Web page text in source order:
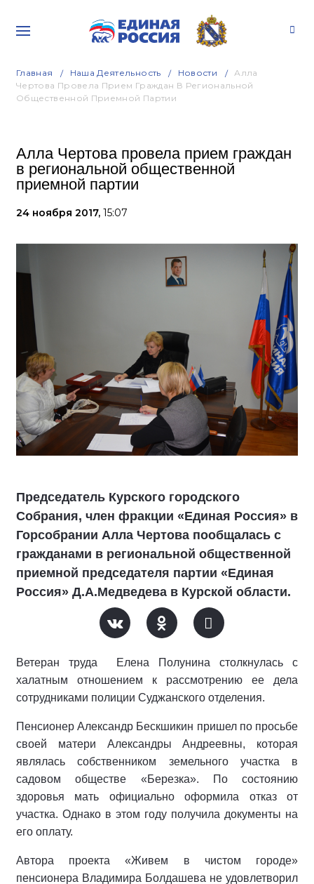
Главная Наша Деятельность Новости
Алла
Чертова Провела Прием Граждан В Региональной
Общественной Приемной Партии
Алла Чертова провела прием граждан
в региональной общественной
приемной партии
24 ноября 2017, 15:07
Председатель Курского городского
Собрания, член фракции «Единая Россия» в
Горсобрании Алла Чертова пообщалась с
гражданами в региональной общественной
приемной председателя партии «Единая
Россия» Д.А.Медведева в Курской области.
Ветеран труда Елена Полунина столкнулась с
халатным отношением к рассмотрению ее дела
сотрудниками полиции Суджанского отделения.
Пенсионер Александр Бескшикин пришел по просьбе
своей матери Александры Андреевны, которая
являлась собственником земельного участка в
садовом обществе «Березка». По состоянию
здоровья мать официально оформила отказ от
участка. Однако в этом году получила документы на
его оплату.
Автора проекта «Живем в чистом городе»
пенсионера Владимира Болдашева не удовлетворил